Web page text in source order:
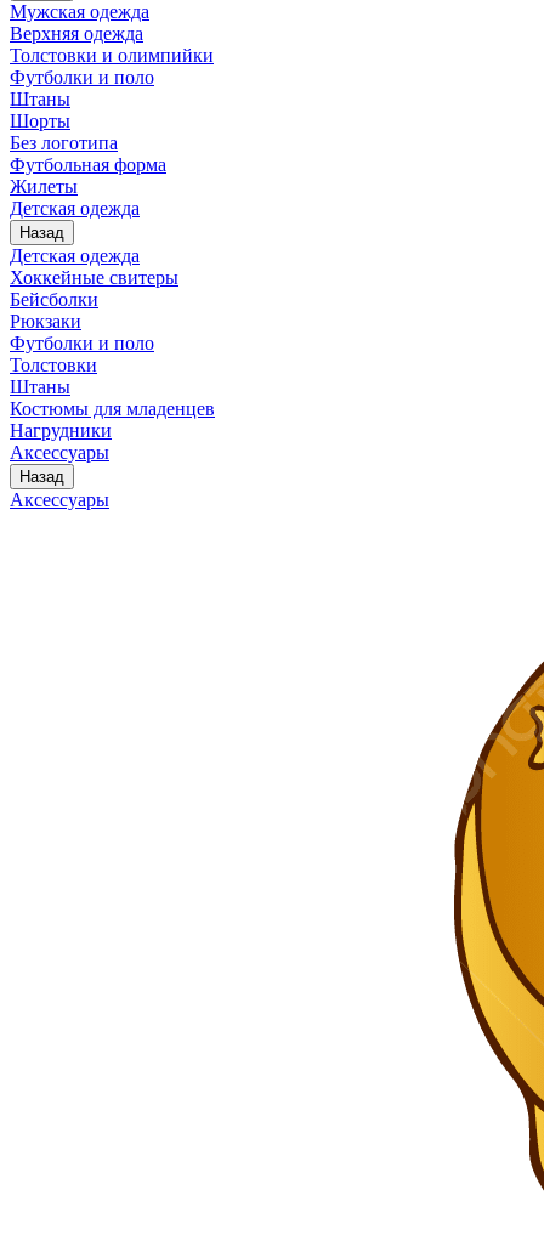
Мужская одежда
Верхняя одежда
Толстовки и олимпийки
Футболки и поло
Штаны
Шорты
Без логотипа
Футбольная форма
Жилеты
Детская одежда
Назад
Детская одежда
Хоккейные свитеры
Бейсболки
Рюкзаки
Футболки и поло
Толстовки
Штаны
Костюмы для младенцев
Нагрудники
Аксессуары
Назад
Аксессуары